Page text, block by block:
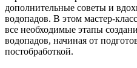
дополнительные советы и
водопадов. В этом мастер-
все необходимые этапы
водопадов, начиная от
постобработкой.